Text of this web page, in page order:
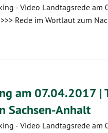
- Video Landtagsrede am
Rede im Wortlaut zum
am 07.04.2017 |
Sachsen-Anhalt
- Video Landtagsrede am